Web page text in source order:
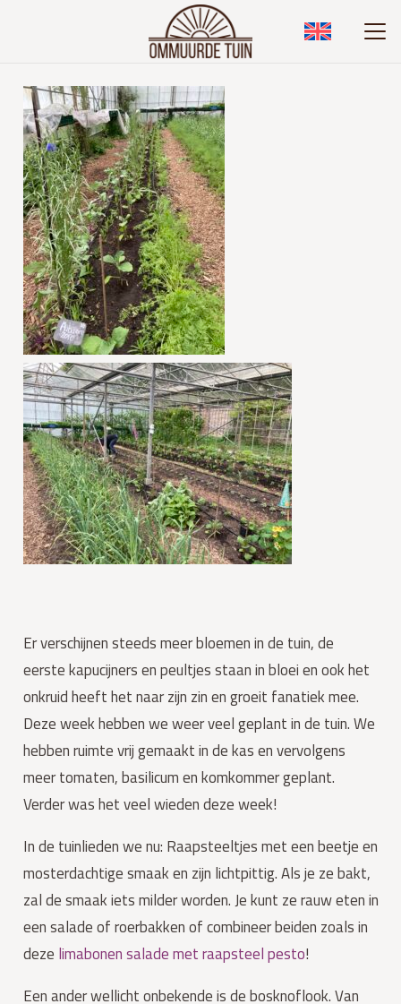
Er verschijnen steeds meer bloemen in de tuin, de
eerste kapucijners en peultjes staan in bloei en ook het
onkruid heeft het naar zijn zin en groeit fanatiek mee.
Deze week hebben we weer veel geplant in de tuin. We
hebben ruimte vrij gemaakt in de kas en vervolgens
meer tomaten, basilicum en komkommer geplant.
Verder was het veel wieden deze week!
In de tuinlieden we nu: Raapsteeltjes met een beetje en
mosterdachtige smaak en zijn lichtpittig. Als je ze bakt,
zal de smaak iets milder worden. Je kunt ze rauw eten in
een salade of roerbakken of combineer beiden zoals in
deze limabonen salade met raapsteel pesto!
Een ander wellicht onbekende is de bosknoflook. Van